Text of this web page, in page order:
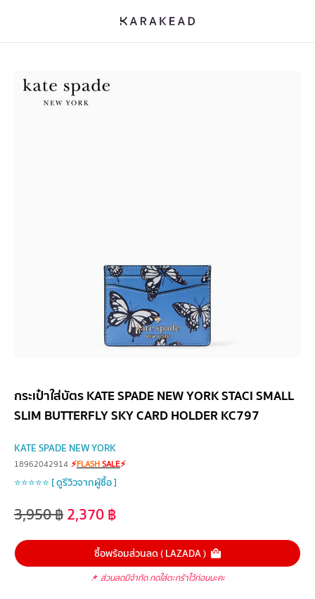
กระเป๋าใส่บัตร KATE SPADE NEW YORK STACI SMALL
SLIM BUTTERFLY SKY CARD HOLDER KC797
KATE SPADE NEW YORK
18962042914 ⚡FLASHSALE⚡
⭐⭐⭐⭐⭐ [ ดูรีวิวจากผู้ซื้อ ]
3,950฿2,370฿
ซื้อพร้อมส่วนลด ( LAZADA )
📌 ส่วนลดมีจำกัด กดใส่ตะกร้าไว้ก่อนนะคะ